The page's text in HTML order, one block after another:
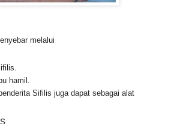
melalui
hamil.
Sifilis juga dapat sebagai alat